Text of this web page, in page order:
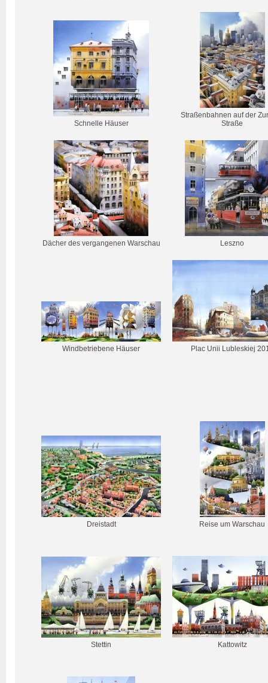
Schnelle Häuser
Straßenbahnen auf der
Straße
Dächer des vergangenen Warschau Leszno
Windbetriebene Häuser Plac Unii Lubleskiej
Dreistadt Reise um Warschau
Stettin Kattowitz